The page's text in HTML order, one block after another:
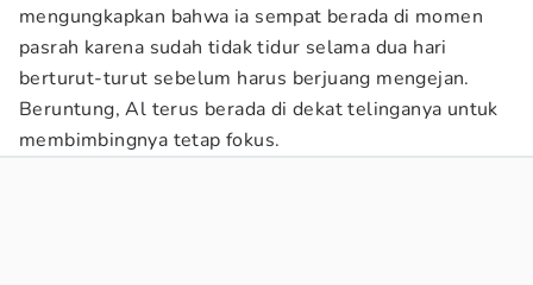
mengungkapkan bahwa ia sempat berada di momen
pasrah karena sudah tidak tidur selama dua hari
berturut-turut sebelum harus berjuang mengejan.
Beruntung, Al terus berada di dekat telinganya untuk
membimbingnya tetap fokus.